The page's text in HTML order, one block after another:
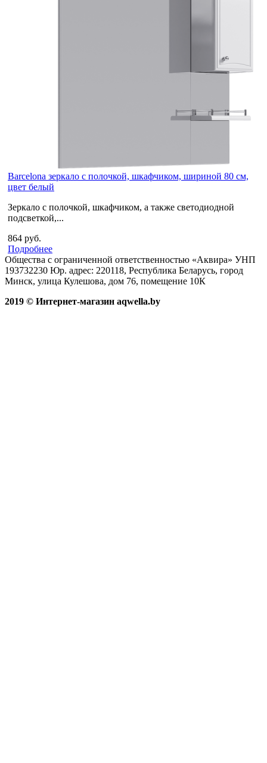
Barcelona зеркало с полочкой, шкафчиком, шириной 80 см,
цвет белый
Зеркало с полочкой, шкафчиком, а также светодиодной
подсветкой,...
864 руб.
Подробнее
Общества с ограниченной ответственностью «Аквира» УНП
193732230 Юр. адрес: 220118, Республика Беларусь, город
Минск, улица Кулешова, дом 76, помещение 10К
2019 © Интернет-магазин aqwella.by